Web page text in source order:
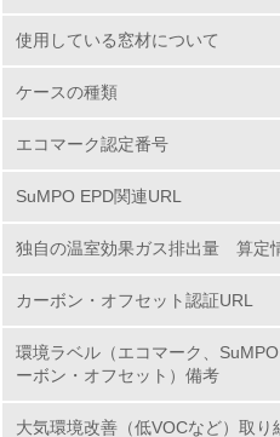
9. <L1> 資源（
10. <L2> 資源とエ
使用している窓材について
ケースの種類
エコマーク認定番号
SuMPO EPD関連URL
独自の温室効果ガス排出量 算定
カーボン・オフセット認証URL
環境ラベル（エコマーク、
ーボン・オフセット）備考
大気環境改善（低VOCなど）取り